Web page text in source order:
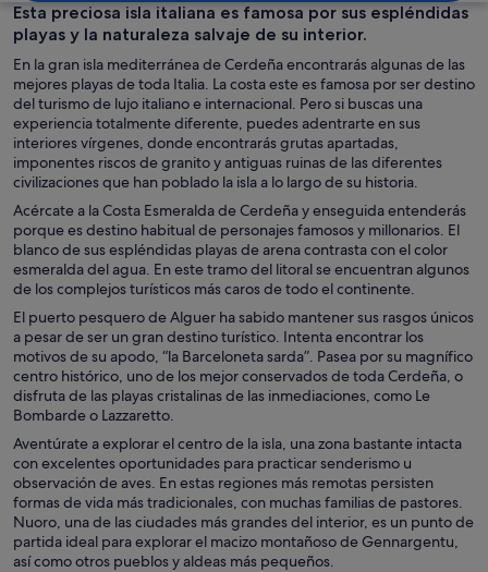
Esta preciosa isla italiana es famosa por sus espléndidas
playas y la naturaleza salvaje de su interior.
En la gran isla mediterránea de Cerdeña encontrarás algunas de las
mejores playas de toda Italia. La costa este es famosa por ser destino
del turismo de lujo italiano e internacional. Pero si buscas una
experiencia totalmente diferente, puedes adentrarte en sus
interiores vírgenes, donde encontrarás grutas apartadas,
imponentes riscos de granito y antiguas ruinas de las diferentes
civilizaciones que han poblado la isla a lo largo de su historia.
Acércate a la Costa Esmeralda de Cerdeña y enseguida entenderás
porque es destino habitual de personajes famosos y millonarios. El
blanco de sus espléndidas playas de arena contrasta con el color
esmeralda del agua. En este tramo del litoral se encuentran algunos
de los complejos turísticos más caros de todo el continente.
El puerto pesquero de Alguer ha sabido mantener sus rasgos únicos
a pesar de ser un gran destino turístico. Intenta encontrar los
motivos de su apodo, “la Barceloneta sarda”. Pasea por su magnífico
centro histórico, uno de los mejor conservados de toda Cerdeña, o
disfruta de las playas cristalinas de las inmediaciones, como Le
Bombarde o Lazzaretto.
Aventúrate a explorar el centro de la isla, una zona bastante intacta
con excelentes oportunidades para practicar senderismo u
observación de aves. En estas regiones más remotas persisten
formas de vida más tradicionales, con muchas familias de pastores.
Nuoro, una de las ciudades más grandes del interior, es un punto de
partida ideal para explorar el macizo montañoso de Gennargentu,
así como otros pueblos y aldeas más pequeños.